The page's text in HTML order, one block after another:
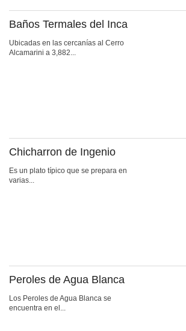
Baños Termales del Inca
Ubicadas en las cercanías al Cerro
Alcamarini a 3,882...
Chicharron de Ingenio
Es un plato típico que se prepara en
varias...
Peroles de Agua Blanca
Los Peroles de Agua Blanca se
encuentra en el...